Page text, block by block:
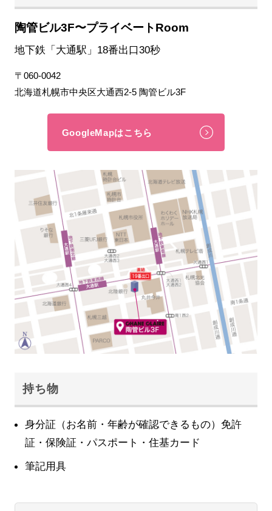
陶管ビル3F〜プライベートRoom
地下鉄「大通駅」18番出口30秒
〒060-0042
北海道札幌市中央区大通西2-5 陶管ビル3F
GoogleMapはこちら
持ち物
身分証（お名前・年齢が確認できるもの）免許
証・保険証・パスポート・住基カード
筆記用具